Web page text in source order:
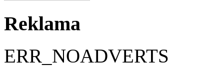
Reklama
ERR_NOADVERTS